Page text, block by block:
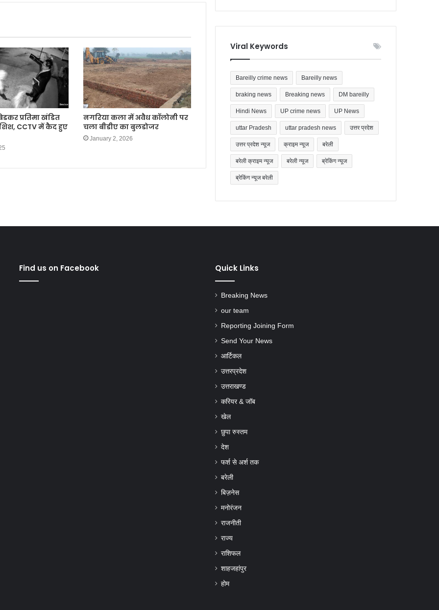
प्रतिमा खंडित
CCTV में कैद हुए
नगरिया कला में अवैध कॉलोनी पर
चला बीडीए का बुलडोजर
January 2, 2026
braking news Breaking news
Hindi News UP crime news UP News
uttar Pradesh uttar pradesh news उत्तर प्रदेश
उत्तर प्रदेश न्यूज क्राइम न्यूज बरेली
बरेली क्राइम न्यूज बरेली न्यूज ब्रेकिंग न्यूज
ब्रेकिंग न्यूज बरेली
Breaking News
our team
Reporting Joining Form
Send Your News
आर्टिकल
उत्तरप्रदेश
उत्तराखण्ड
करियर & जॉब
खेल
छुपा रुस्तम
देश
फर्श से अर्श तक
बरेली
बिज़नेस
मनोरंजन
राजनीती
राज्य
राशिफल
शाहजहांपुर
होम